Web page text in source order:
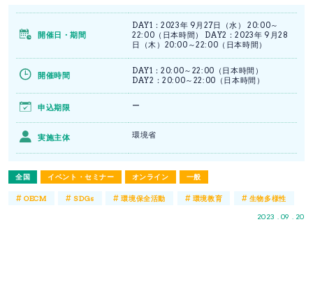
全国 イベント・セミナー オンライン 一般
2023 . 09 . 20
開催日・期間
DAY1：2023年 9月27日（水） 20:00～
22:00（日本時間） DAY2：2023年 9月28
日（木）20:00～22:00（日本時間）
開催時間
DAY1：20:00～22:00（日本時間）
DAY2：20:00～22:00（日本時間）
申込期限 ー
実施主体 環境省
#OECM #SDGs #環境保全活動 # 環境教育 # 生物多様性